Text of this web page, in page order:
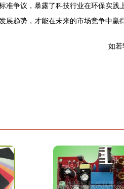
准争议，暴露了科技行业在环保实
展趋势，才能在未来的市场竞争中赢
如